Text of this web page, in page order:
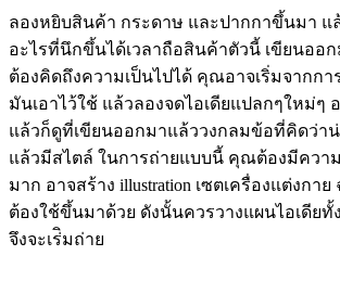
ลองหยิบสินค้า กระดาษ และปากกาขึ้นมา แ
อะไรที่นึกขึ้นได้เวลาถือสินค้าตัวนี้ เขียนออ
ต้องคิดถึงความเป็นไปได้ คุณอาจเริ่มจากก
มันเอาไว้ใช้ แล้วลองจดไอเดียแปลกๆใหม่ๆ
แล้วก็ดูที่เขียนออกมาแล้ววงกลมข้อที่คิดว่าน่
แล้วมีสไตล์ ในการถ่ายแบบนี้ คุณต้องมีควา
มาก อาจสร้าง illustration เซตเครื่องแต่งกา
ต้องใช้ขึ้นมาด้วย ดังนั้นควรวางแผนไอเดียทั้
จึงจะเร่ิมถ่าย